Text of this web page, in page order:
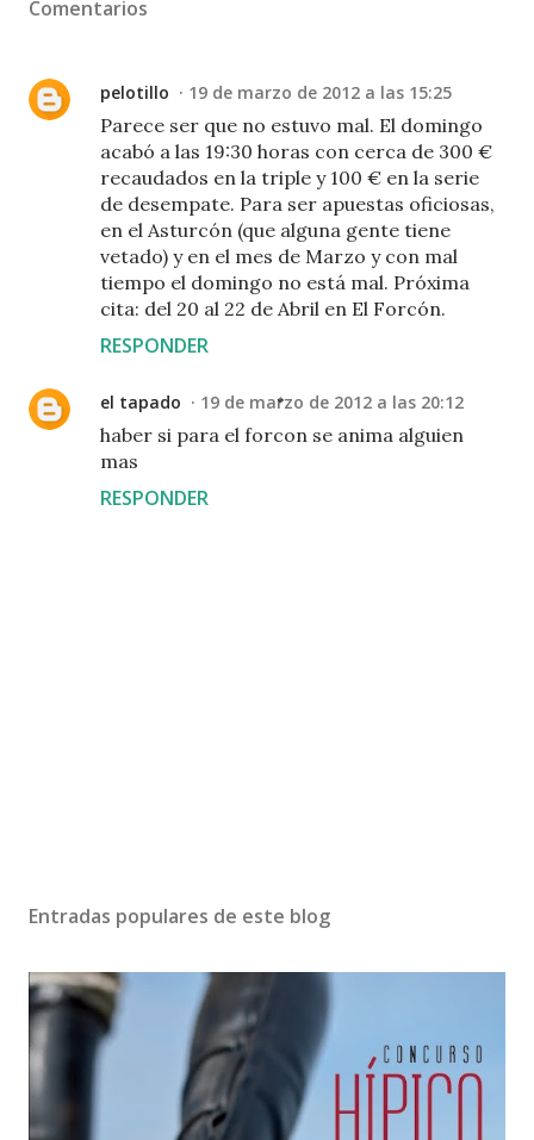
Comentarios
pelotillo 19 de marzo de 2012 a las 15:25
Parece ser que no estuvo mal. El domingo
acabó a las 19:30 horas con cerca de 300 €
recaudados en la triple y 100 € en la serie
de desempate. Para ser apuestas oficiosas,
en el Asturcón (que alguna gente tiene
vetado) y en el mes de Marzo y con mal
tiempo el domingo no está mal. Próxima
cita: del 20 al 22 de Abril en El Forcón.
RESPONDER
el tapado 19 de marzo de 2012 a las 20:12
haber si para el forcon se anima alguien
mas
RESPONDER
b
c
a
n
Entradas populares de este blog